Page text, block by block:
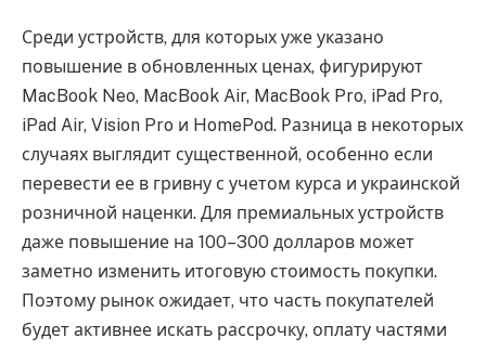
Среди устройств, для которых уже указано
повышение в обновленных ценах, фигурируют
MacBook Neo, MacBook Air, MacBook Pro, iPad Pro,
iPad Air, Vision Pro и HomePod. Разница в некоторых
случаях выглядит существенной, особенно если
перевести ее в гривну с учетом курса и украинской
розничной наценки. Для премиальных устройств
даже повышение на 100–300 долларов может
заметно изменить итоговую стоимость покупки.
Поэтому рынок ожидает, что часть покупателей
будет активнее искать рассрочку, оплату частями